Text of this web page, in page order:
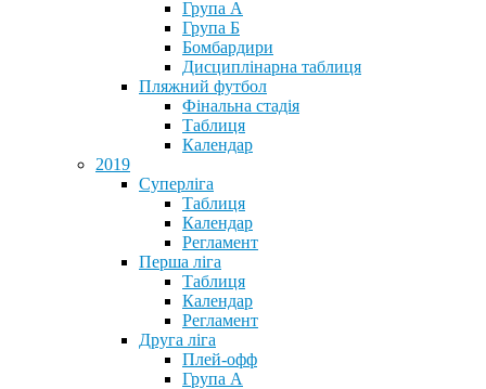
Група А
Група Б
Бомбардири
Дисциплінарна таблиця
Пляжний футбол
Фінальна стадія
Таблиця
Календар
2019
Суперліга
Таблиця
Календар
Регламент
Перша ліга
Таблиця
Календар
Регламент
Друга ліга
Плей-офф
Група А